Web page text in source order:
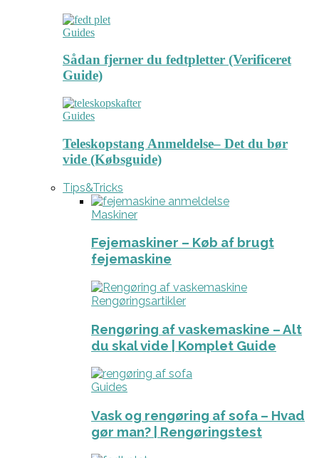
Guides
Sådan fjerner du fedtpletter (Verificeret
Guide)
Guides
Teleskopstang Anmeldelse– Det du bør
vide (Købsguide)
Tips&Tricks
Maskiner
Fejemaskiner – Køb af brugt
fejemaskine
Rengøringsartikler
Rengøring af vaskemaskine – Alt
du skal vide | Komplet Guide
Guides
Vask og rengøring af sofa – Hvad
gør man? | Rengøringstest